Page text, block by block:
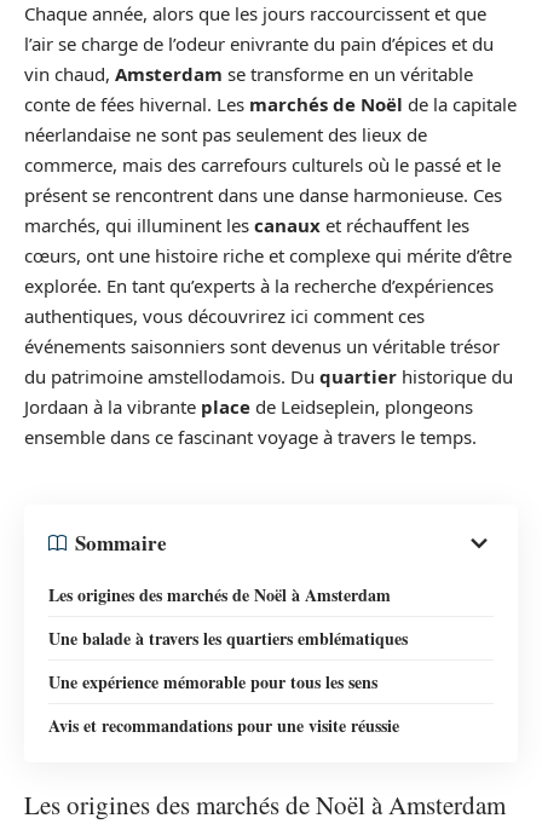
Chaque année, alors que les jours raccourcissent et que
l’air se charge de l’odeur enivrante du pain d’épices et du
vin chaud, Amsterdam se transforme en un véritable
conte de fées hivernal. Les marchés de Noël de la capitale
néerlandaise ne sont pas seulement des lieux de
commerce, mais des carrefours culturels où le passé et le
présent se rencontrent dans une danse harmonieuse. Ces
marchés, qui illuminent les canaux et réchauffent les
cœurs, ont une histoire riche et complexe qui mérite d’être
explorée. En tant qu’experts à la recherche d’expériences
authentiques, vous découvrirez ici comment ces
événements saisonniers sont devenus un véritable trésor
du patrimoine amstellodamois. Du quartier historique du
Jordaan à la vibrante place de Leidseplein, plongeons
ensemble dans ce fascinant voyage à travers le temps.
Sommaire
Les origines des marchés de Noël à Amsterdam
Une balade à travers les quartiers emblématiques
Une expérience mémorable pour tous les sens
Avis et recommandations pour une visite réussie
Les origines des marchés de Noël à Amsterdam